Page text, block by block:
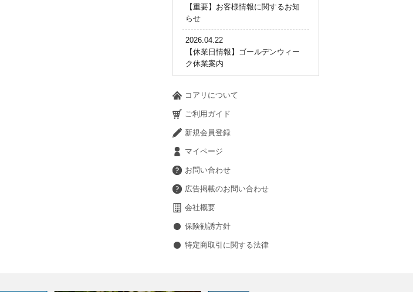
【重要】お客様情報に関するお知
らせ
2026.04.22
【休業日情報】ゴールデンウィー
ク休業案内
コアリについて
ご利用ガイド
新規会員登録
マイページ
お問い合わせ
広告掲載のお問い合わせ
会社概要
保険勧誘方針
特定商取引に関する法律